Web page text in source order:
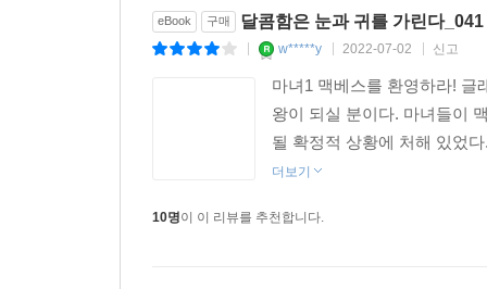
eBook 구매 달콤함은 눈과 귀를 가린다
w*****y 2022-07-02 신고
마녀1 맥베스를 환영하라! 글
왕이 되실 분이다. 마녀들이
될 확정적 상황에 처해 있었
더보기
10명이 이 리뷰를 추천합니다.